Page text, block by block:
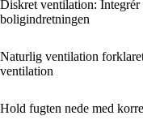
Diskret ventilation:
boligindretningen
Naturlig ventilation
ventilation
Hold fugten nede med